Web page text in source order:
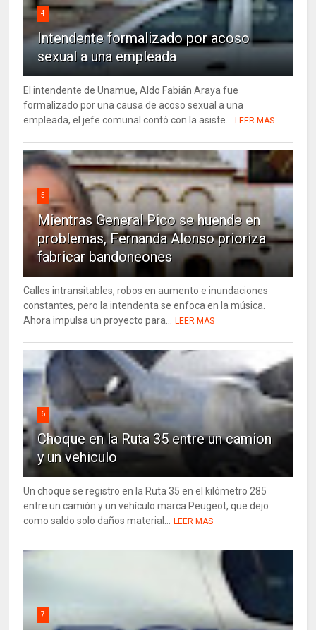
4
Intendente formalizado por acoso
sexual a una empleada
El intendente de Unamue, Aldo Fabián Araya fue
formalizado por una causa de acoso sexual a una
empleada, el jefe comunal contó con la asiste...
LEER MAS
5
Mientras General Pico se huende en
problemas, Fernanda Alonso prioriza
fabricar bandoneones
Calles intransitables, robos en aumento e inundaciones
constantes, pero la intendenta se enfoca en la música.
Ahora impulsa un proyecto para...
LEER MAS
6
Choque en la Ruta 35 entre un camion
y un vehiculo
Un choque se registro en la Ruta 35 en el kilómetro 285
entre un camión y un vehículo marca Peugeot, que dejo
como saldo solo daños material...
LEER MAS
7